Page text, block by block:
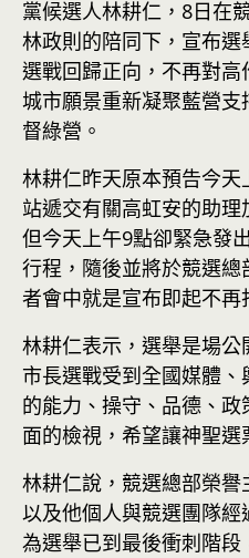
黨候選人林耕仁，8日在
林政則的陪同下，宣布
選戰回歸正向，不再對
城市願景重新凝聚藍營
督綠營。
林耕仁昨天原本預告今
站遞交有關高虹安的助理
但今天上午9點卻緊急發
行程，隨後並將於競選
者會中就是宣布即起不再
林耕仁表示，選舉是場
市長選戰受到全國媒體
的能力、操守、品德、
面的檢視，希望讓神聖選
林耕仁說，競選總部榮
以及他個人與競選團隊
為選舉已到最後衝刺階段